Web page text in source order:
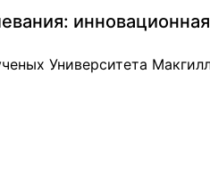
Университета